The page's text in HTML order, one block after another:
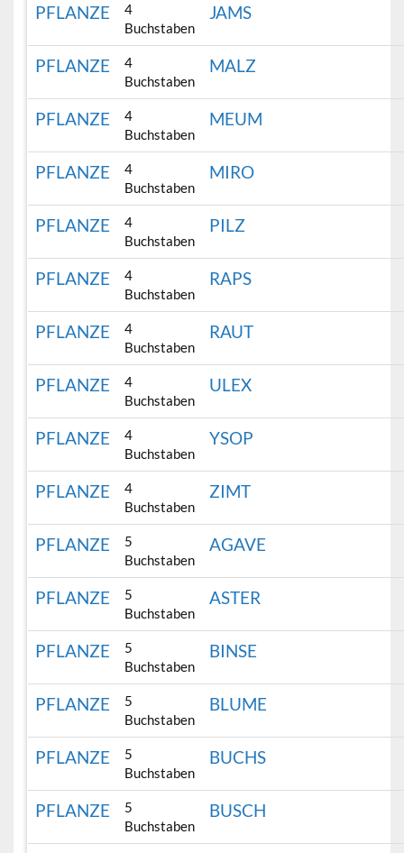
PFLANZE
4
Buchstaben
JAMS
PFLANZE
4
Buchstaben
MALZ
PFLANZE
4
Buchstaben
MEUM
PFLANZE
4
Buchstaben
MIRO
PFLANZE
4
Buchstaben
PILZ
PFLANZE
4
Buchstaben
RAPS
PFLANZE
4
Buchstaben
RAUT
PFLANZE
4
Buchstaben
ULEX
PFLANZE
4
Buchstaben
YSOP
PFLANZE
4
Buchstaben
ZIMT
PFLANZE
5
Buchstaben
AGAVE
PFLANZE
5
Buchstaben
ASTER
PFLANZE
5
Buchstaben
BINSE
PFLANZE
5
Buchstaben
BLUME
PFLANZE
5
Buchstaben
BUCHS
PFLANZE
5
Buchstaben
BUSCH